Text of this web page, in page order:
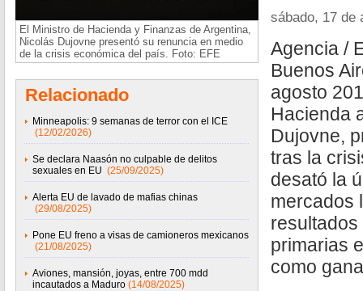
El Ministro de Hacienda y Finanzas de Argentina,
Nicolás Dujovne presentó su renuncia en medio
de la crisis económica del país. Foto: EFE
Relacionado
Minneapolis: 9 semanas de terror con el ICE
(12/02/2026)
Se declara Naasón no culpable de delitos
sexuales en EU (25/09/2025)
Alerta EU de lavado de mafias chinas
(29/08/2025)
Pone EU freno a visas de camioneros mexicanos
(21/08/2025)
Aviones, mansión, joyas, entre 700 mdd
incautados a Maduro (14/08/2025)
sábado, 17 de
Agencia /
Buenos
agosto
Hacienda
Dujovne,
tras la
desató la
mercados
primarias
como